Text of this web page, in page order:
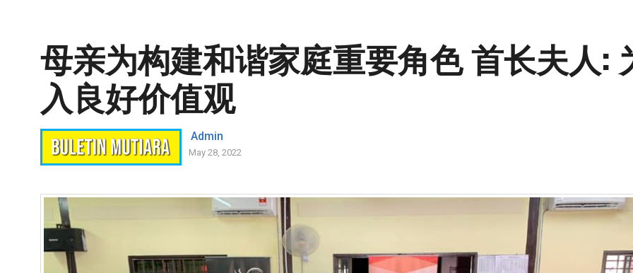
母亲为构建和谐家庭重要角色 首长夫人:
入良好价值观
Admin
May 28, 2022